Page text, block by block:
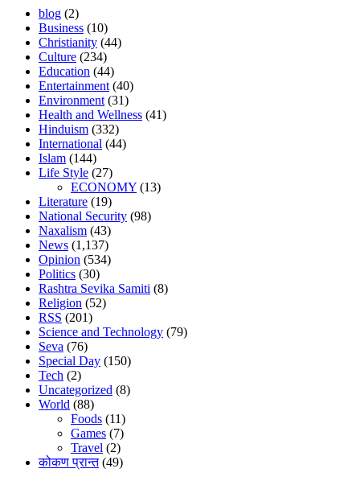
blog (2)
Business (10)
Christianity (44)
Culture (234)
Education (44)
Entertainment (40)
Environment (31)
Health and Wellness (41)
Hinduism (332)
International (44)
Islam (144)
Life Style (27)
ECONOMY (13)
Literature (19)
National Security (98)
Naxalism (43)
News (1,137)
Opinion (534)
Politics (30)
Rashtra Sevika Samiti (8)
Religion (52)
RSS (201)
Science and Technology (79)
Seva (76)
Special Day (150)
Tech (2)
Uncategorized (8)
World (88)
Foods (11)
Games (7)
Travel (2)
कोकण प्रान्त(49)